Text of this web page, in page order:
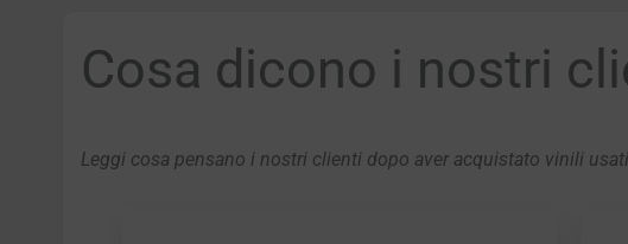
Cosa dicono i nostri
Leggi cosa pensano i nostri clienti dopo aver acquistato vinili